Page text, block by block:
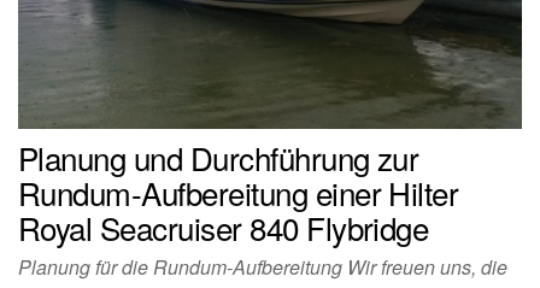
Planung und Durchführung zur
Rundum-Aufbereitung einer Hilter
Royal Seacruiser 840 Flybridge
Planung für die Rundum-Aufbereitung Wir freuen uns, die